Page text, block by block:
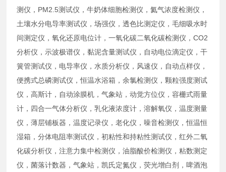
测仪，PM2.5测试仪，牛奶体细胞检测仪，氦气浓度检测仪，
土壤水分电导率测试仪，场强仪，透色比测定仪，毛细吸水时
间测定仪，氧化还原电位计，一氧化碳二氧化碳检测仪，CO2
分析仪，示波极谱仪，黏泥含量测试仪，自动电位滴定仪，干
簧管测试仪，电导率仪，水质分析仪，风速仪，自动点样仪，
便携式总磷测试仪，恒温水浴箱，余氯检测仪，颗粒强度测试
仪，高斯计，自动涂膜机，气象站，动觉方位仪，容栅式雨量
计，四合一气体分析仪，乳化液浓度计，溶解氧仪，温度测量
仪，薄层铺板器，温度记录仪，老化仪，噪音检测仪，恒温恒
湿箱，分体电阻率测试仪，初粘性和持粘性测试仪，红外二氧
化碳分析仪，注意力集中检测仪，油脂酸价检测仪，粘数测定
仪，菌落计数器，气象站，凯氏定氮仪，荧光增白剂，啤酒泡